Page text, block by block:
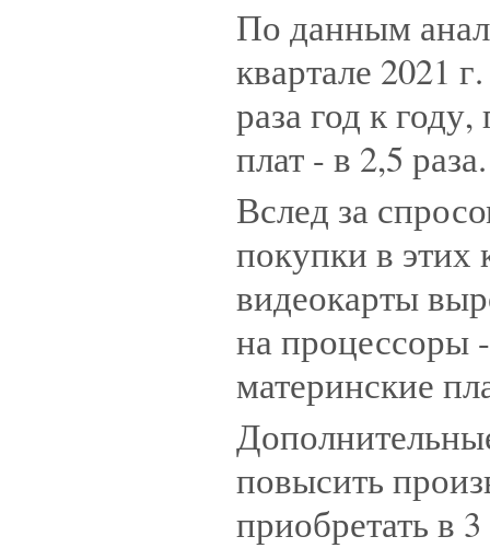
По данным
квартале 2021
раза год к
плат - в 2,5 раза.
Вслед за
покупки в этих
видеокарты
на процессоры
материнские
повысить
приобретать в